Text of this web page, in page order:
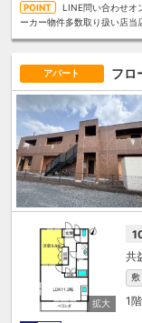
LINE問い合わせオ
ーカー物件多数取り扱い店当
アパート フロ
敷
1階